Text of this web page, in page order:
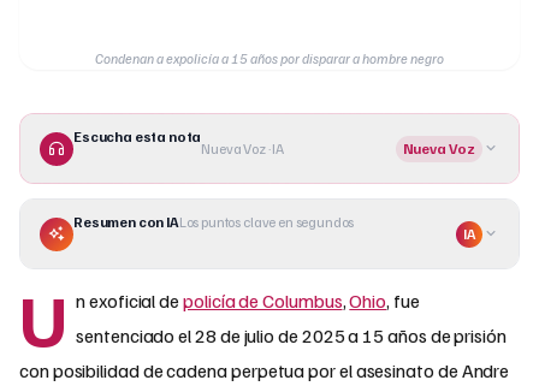
Condenan a expolicía a 15 años por disparar a hombre negro
Escucha esta nota
Nueva Voz · IA Nueva Voz
Resumen con IALos puntos clave en segundos
IA
U n exoficial depolicía de Columbus,Ohio, fue
sentenciado el 28 de julio de 2025 a 15 años de prisión
con posibilidad de cadena perpetua por el asesinato de Andre